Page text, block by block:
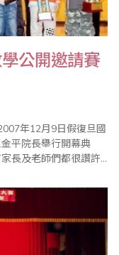
公開邀請賽
年12月9日假復旦國
平院長舉行開幕典
長及老師們都很讚許
比賽乃訓練選手的膽
何從成功中學習謙
有強中手..